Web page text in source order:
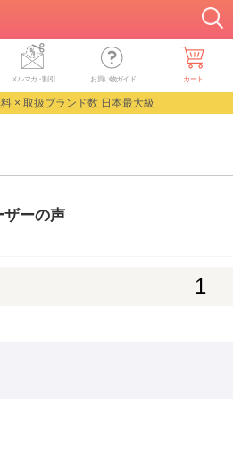
メルマガ・割引 お買い物ガイド カート
× 取扱ブランド数 日本最大級
ザーの声
1